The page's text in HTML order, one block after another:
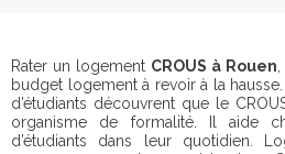
Rater un logement CROUS à Rouen
budget logement à revoir à la
d’étudiants découvrent que le
organisme de formalité. Il aide
d’étudiants dans leur quotidien.